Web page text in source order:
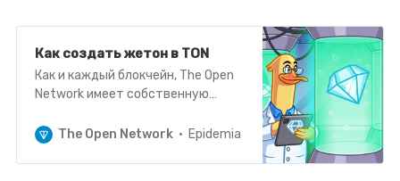
Как создать жетон в TON
Как и каждый блокчейн, The Open
Network имеет собственную
используется для оплаты
валидаторов и номинаторов, а
The Open Network Epidemia